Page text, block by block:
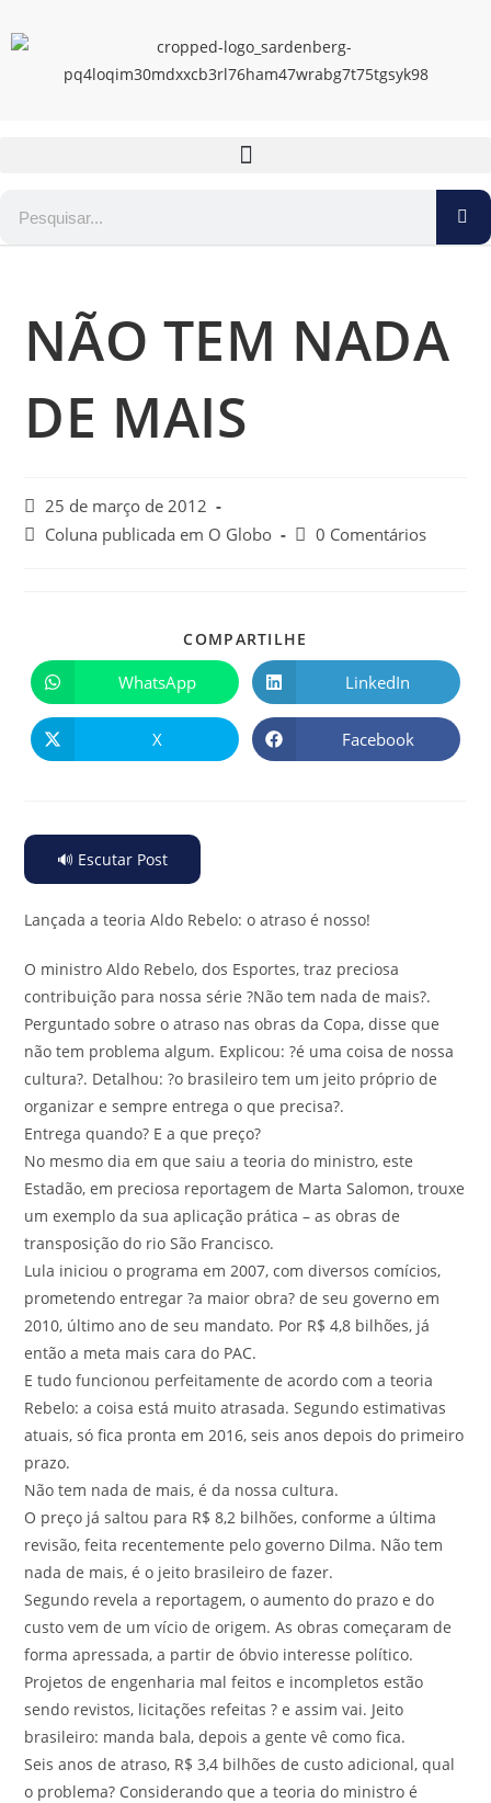
NÃO TEM NADA
DE MAIS
25 de março de 2012
Coluna publicada em O Globo
0 Comentários
COMPARTILHE
WhatsApp LinkedIn
X Facebook
🔊 Escutar Post
Lançada a teoria Aldo Rebelo: o atraso é nosso!
O ministro Aldo Rebelo, dos Esportes, traz preciosa
contribuição para nossa série ?Não tem nada de mais?.
Perguntado sobre o atraso nas obras da Copa, disse que
não tem problema algum. Explicou: ?é uma coisa de nossa
cultura?. Detalhou: ?o brasileiro tem um jeito próprio de
organizar e sempre entrega o que precisa?.
Entrega quando? E a que preço?
No mesmo dia em que saiu a teoria do ministro, este
Estadão, em preciosa reportagem de Marta Salomon, trouxe
um exemplo da sua aplicação prática – as obras de
transposição do rio São Francisco.
Lula iniciou o programa em 2007, com diversos comícios,
prometendo entregar ?a maior obra? de seu governo em
2010, último ano de seu mandato. Por R$ 4,8 bilhões, já
então a meta mais cara do PAC.
E tudo funcionou perfeitamente de acordo com a teoria
Rebelo: a coisa está muito atrasada. Segundo estimativas
atuais, só fica pronta em 2016, seis anos depois do primeiro
prazo.
Não tem nada de mais, é da nossa cultura.
O preço já saltou para R$ 8,2 bilhões, conforme a última
revisão, feita recentemente pelo governo Dilma. Não tem
nada de mais, é o jeito brasileiro de fazer.
Segundo revela a reportagem, o aumento do prazo e do
custo vem de um vício de origem. As obras começaram de
forma apressada, a partir de óbvio interesse político.
Projetos de engenharia mal feitos e incompletos estão
sendo revistos, licitações refeitas ? e assim vai. Jeito
brasileiro: manda bala, depois a gente vê como fica.
Seis anos de atraso, R$ 3,4 bilhões de custo adicional, qual
o problema? Considerando que a teoria do ministro é